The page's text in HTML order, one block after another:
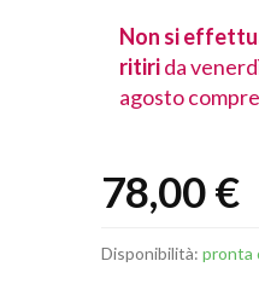
Non si
ritirida
agosto
78,00 €
Disponibilità: pronta